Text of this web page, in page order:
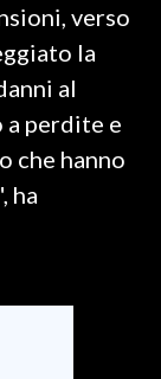
verso
la
al
a perdite e
che hanno
ha